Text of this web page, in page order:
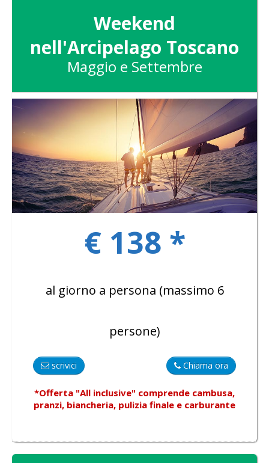
ATTIVITÀ
SKIPPER
GALLERY
Weekend
nell'Arcipelago Toscano
Maggio e Settembre
€ 138 *
al giorno a persona (massimo 6
persone)
Chiama ora
scrivici
*Offerta "All inclusive" comprende cambusa,
pranzi, biancheria, pulizia finale e carburante